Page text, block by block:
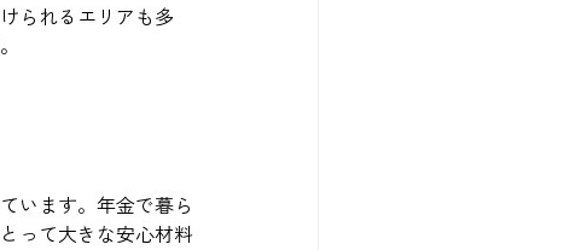
られるエリアも多
います。年金で暮ら
って大きな安心材料